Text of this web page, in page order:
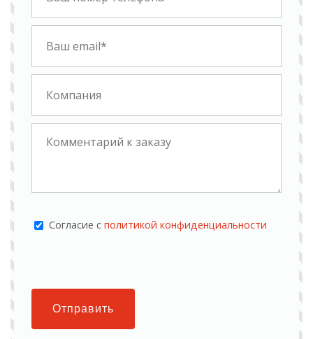
Cогласие сполитикой конфиденциальности
Отправить